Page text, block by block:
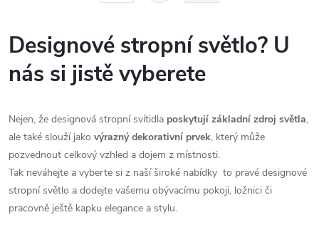
d
a
c
í
p
r
v
á
n
k
v
á
n
í
Designové stropní světlo? U
nás si jistě vyberete
Nejen, že designová stropní svítidla poskytují základní zdroj světla,
ale také slouží jako výrazný dekorativní prvek, který může
pozvednout celkový vzhled a dojem z místnosti.
Tak neváhejte a vyberte si z naší široké nabídky to pravé designové
stropní světlo a dodejte vašemu obývacímu pokoji, ložnici či
pracovně ještě kapku elegance a stylu.